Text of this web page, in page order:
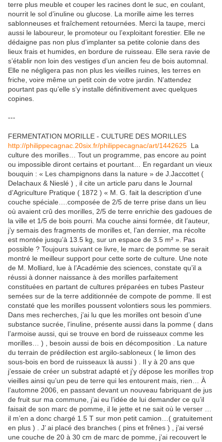
terre plus meuble et couper les racines dont le suc, en coulant,
nourrit le sol d’inuline ou glucose. La morille aime les terres
sablonneuses et fraîchement retournées. Merci la taupe, merci
aussi le laboureur, le promoteur ou l’exploitant forestier. Elle ne
dédaigne pas non plus d’implanter sa petite colonie dans des
lieux frais et humides, en bordure de ruisseau. Elle sera ravie de
s’établir non loin des vestiges d’un ancien feu de bois automnal.
Elle ne négligera pas non plus les vieilles ruines, les terres en
friche, voire même un petit coin de votre jardin. N’attendez
pourtant pas qu’elle s’y installe définitivement avec quelques
copines.
---
FERMENTATION MORILLE - CULTURE DES MORILLES
http://philippecagnac.20six.fr/philippecagnac/art/1442625 La
culture des morilles… Tout un programme, pas encore au point
ou impossible diront certains et pourtant… En regardant un vieux
bouquin : « Les champignons dans la nature » de J.Jaccottet (
Delachaux & Nieslé ) , il cite un article paru dans le Journal
d’Agriculture Pratique ( 1872 ) « M. G. fait la description d’une
couche spéciale….composée de 2/5 de terre prise dans un lieu
où avaient crû des morilles, 2/5 de terre enrichie des gadoues de
la ville et 1/5 de bois pourri. Ma couche ainsi formée, dit l’auteur,
j’y semais des fragments de morilles et, l’an dernier, ma récolte
est montée jusqu’à 13.5 kg, sur un espace de 3.5 m² ». Pas
possible ? Toujours suivant ce livre, le marc de pomme se serait
montré le meilleur support pour cette sorte de culture. Une note
de M. Molliard, lue à l’Académie des sciences, constate qu’il a
réussi à donner naissance à des morilles parfaitement
constituées en partant de cultures préparées en tubes Pasteur
semées sur de la terre additionnée de compote de pomme. Il est
constaté que les morilles poussent volontiers sous les pommiers.
Dans mes recherches, j’ai lu que les morilles ont besoin d’une
substance sucrée, l’inuline, présente aussi dans la pomme ( dans
l’armoise aussi, qui se trouve en bord de ruisseaux comme les
morilles… ) , besoin aussi de bois en décomposition . La nature
du terrain de prédilection est argilo-sabloneux ( le limon des
sous-bois en bord de ruisseaux là aussi ) . Il y à 20 ans que
j’essaie de créer un substrat adapté et j’y dépose les morilles trop
vieilles ainsi qu’un peu de terre qui les entourent mais, rien… À
l’automne 2006, en passant devant un nouveau fabriquant de jus
de fruit sur ma commune, j’ai eu l’idée de lui demander ce qu’il
faisait de son marc de pomme, il le jette et ne sait où le verser …
il m’en a donc chargé 1.5 T sur mon petit camion…( gratuitement
en plus ) . J’ ai placé des branches ( pins et frênes ) , j’ai versé
une couche de 20 à 30 cm de marc de pomme, j’ai recouvert le